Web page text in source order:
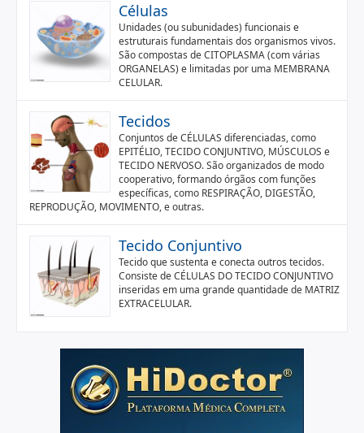
Células
Unidades (ou subunidades) funcionais e
estruturais fundamentais dos organismos vivos.
São compostas de CITOPLASMA (com várias
ORGANELAS) e limitadas por uma MEMBRANA
CELULAR.
Tecidos
Conjuntos de CÉLULAS diferenciadas, como
EPITÉLIO, TECIDO CONJUNTIVO, MÚSCULOS e
TECIDO NERVOSO. São organizados de modo
cooperativo, formando órgãos com funções
específicas, como RESPIRAÇÃO, DIGESTÃO,
REPRODUÇÃO, MOVIMENTO, e outras.
Tecido Conjuntivo
Tecido que sustenta e conecta outros tecidos.
Consiste de CÉLULAS DO TECIDO CONJUNTIVO
inseridas em uma grande quantidade de MATRIZ
EXTRACELULAR.